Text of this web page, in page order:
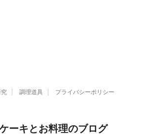
調理道具 プライバシーポリシー
ーキとお料理のブログ